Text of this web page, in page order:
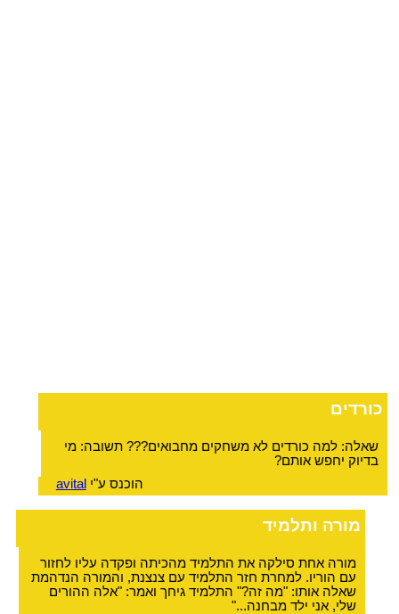
כורדים
שאלה: למה כורדים לא משחקים מחבואים??? תשובה: מי
בדיוק יחפש אותם?
הוכנס ע"י avital
מורה ותלמיד
מורה אחת סילקה את התלמיד מהכיתה ופקדה עליו לחזור
עם הוריו. למחרת חזר התלמיד עם צנצנת, והמורה הנדהמת
שאלה אותו: "מה זה?" התלמיד גיחך ואמר: "אלה ההורים
שלי, אני ילד מבחנה..."